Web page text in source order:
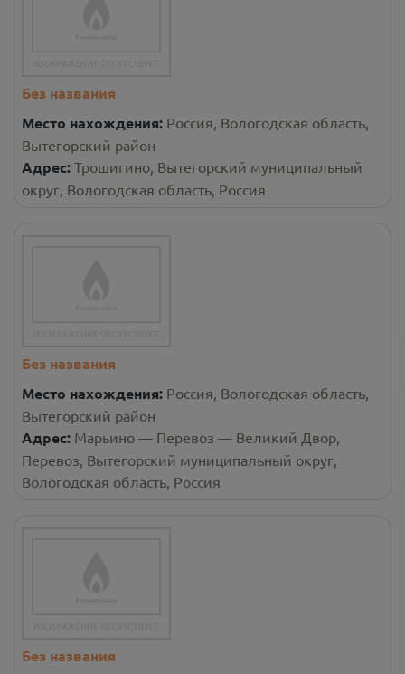
Без названия
Место нахождения: Россия, Вологодская область,
Вытегорский район
Адрес: Трошигино, Вытегорский муниципальный
округ, Вологодская область, Россия
Без названия
Место нахождения: Россия, Вологодская область,
Вытегорский район
Адрес: Марьино — Перевоз — Великий Двор,
Перевоз, Вытегорский муниципальный округ,
Вологодская область, Россия
Без названия